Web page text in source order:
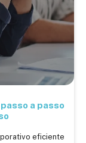
a passo
eficiente